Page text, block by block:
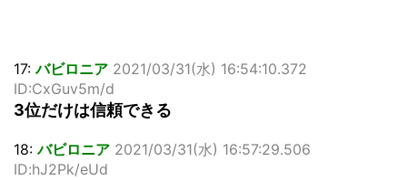
17:バビロニア 2021/03/31(水) 16:54:10.372
ID:CxGuv5m/d
3位だけは信頼できる
18:バビロニア 2021/03/31(水) 16:57:29.506
ID:hJ2Pk/eUd